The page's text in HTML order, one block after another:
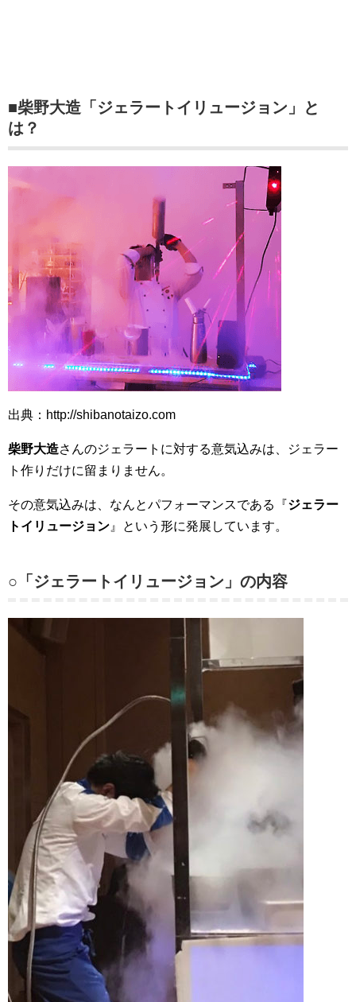
■柴野大造「ジェラートイリュージョン」と
は？
出典：http://shibanotaizo.com
柴野大造さんのジェラートに対する意気込みは、ジェラー
ト作りだけに留まりません。
その意気込みは、なんとパフォーマンスである『ジェラー
トイリュージョン 』という形に発展しています。
○「ジェラートイリュージョン」の内容